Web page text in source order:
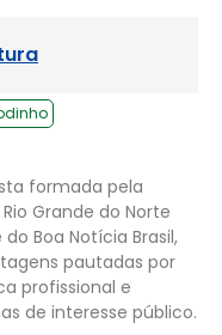
formada pela
Grande do Norte
Boa Notícia Brasil,
pautadas por
profissional e
de interesse público.